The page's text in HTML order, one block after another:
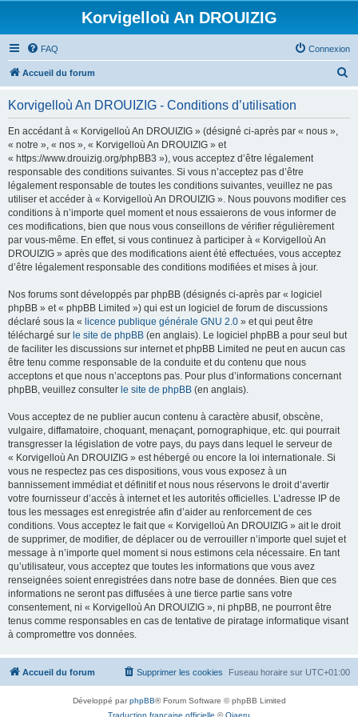
Korvigelloù An DROUIZIG
FAQ Connexion
Accueil du forum
Korvigelloù An DROUIZIG - Conditions d’utilisation
En accédant à « Korvigelloù An DROUIZIG » (désigné ci-après par « nous »,
« notre », « nos », « Korvigelloù An DROUIZIG » et
« https://www.drouizig.org/phpBB3 »), vous acceptez d’être légalement
responsable des conditions suivantes. Si vous n’acceptez pas d’être
légalement responsable de toutes les conditions suivantes, veuillez ne pas
utiliser et accéder à « Korvigelloù An DROUIZIG ». Nous pouvons modifier ces
conditions à n’importe quel moment et nous essaierons de vous informer de
ces modifications, bien que nous vous conseillons de vérifier régulièrement
par vous-même. En effet, si vous continuez à participer à « Korvigelloù An
DROUIZIG » après que des modifications aient été effectuées, vous acceptez
d’être légalement responsable des conditions modifiées et mises à jour.
Nos forums sont développés par phpBB (désignés ci-après par « logiciel
phpBB » et « phpBB Limited ») qui est un logiciel de forum de discussions
déclaré sous la « licence publique générale GNU 2.0 » et qui peut être
téléchargé sur le site de phpBB (en anglais). Le logiciel phpBB a pour seul but
de faciliter les discussions sur internet et phpBB Limited ne peut en aucun cas
être tenu comme responsable de la conduite et du contenu que nous
acceptons et que nous n’acceptons pas. Pour plus d’informations concernant
phpBB, veuillez consulter le site de phpBB (en anglais).
Vous acceptez de ne publier aucun contenu à caractère abusif, obscène,
vulgaire, diffamatoire, choquant, menaçant, pornographique, etc. qui pourrait
transgresser la législation de votre pays, du pays dans lequel le serveur de
« Korvigelloù An DROUIZIG » est hébergé ou encore la loi internationale. Si
vous ne respectez pas ces dispositions, vous vous exposez à un
bannissement immédiat et définitif et nous nous réservons le droit d’avertir
votre fournisseur d’accès à internet et les autorités officielles. L’adresse IP de
tous les messages est enregistrée afin d’aider au renforcement de ces
conditions. Vous acceptez le fait que « Korvigelloù An DROUIZIG » ait le droit
de supprimer, de modifier, de déplacer ou de verrouiller n’importe quel sujet et
message à n’importe quel moment si nous estimons cela nécessaire. En tant
qu’utilisateur, vous acceptez que toutes les informations que vous avez
renseignées soient enregistrées dans notre base de données. Bien que ces
informations ne seront pas diffusées à une tierce partie sans votre
consentement, ni « Korvigelloù An DROUIZIG », ni phpBB, ne pourront être
tenus comme responsables en cas de tentative de piratage informatique visant
à compromettre vos données.
Accueil du forum Fuseau horaire sur UTC+01:00
Supprimer les cookies
Développé parphpBB® Forum Software © phpBB Limited
Traduction française officielle ©Qiaeru